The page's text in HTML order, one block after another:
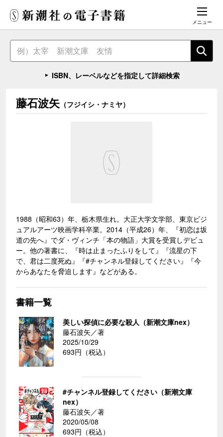
メニュー
ISBN、レーベルなどを指定して詳細検索
藤石波矢 （フジイシ・ナミヤ）
1988（昭和63）年、栃木県生れ。大正大学文学部、東京ビジ
ュアルアーツ映画学科卒業。2014（平成26）年、『初恋は坂
道の先へ』でダ・ヴィンチ「本の物語」大賞を受賞しデビュ
ー。他の著書に、『時は止まったふりをして』『流星の下
で、君は二度死ぬ』『#チャンネル登録してください』『今
からあなたを脅迫します』などがある。
書籍一覧
美しい探偵に必要な殺人（新潮文庫nex）
藤石波矢／著
2025/10/29
693円（税込）
#チャンネル登録してください（新潮文庫
nex）
藤石波矢／著
2020/05/08
693円（税込）